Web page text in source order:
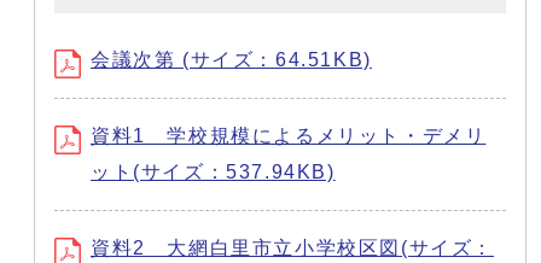
会議次第 (サイズ：64.51KB)
資料1 学校規模によるメリット・デメリ
ット(サイズ：537.94KB)
資料2 大網白里市立小学校区図(サイズ：